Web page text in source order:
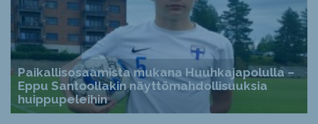
Paikallisosaamista mukana Huuhkajapolulla –
Eppu Santoollakin näyttömahdollisuuksia
huippupeleihin